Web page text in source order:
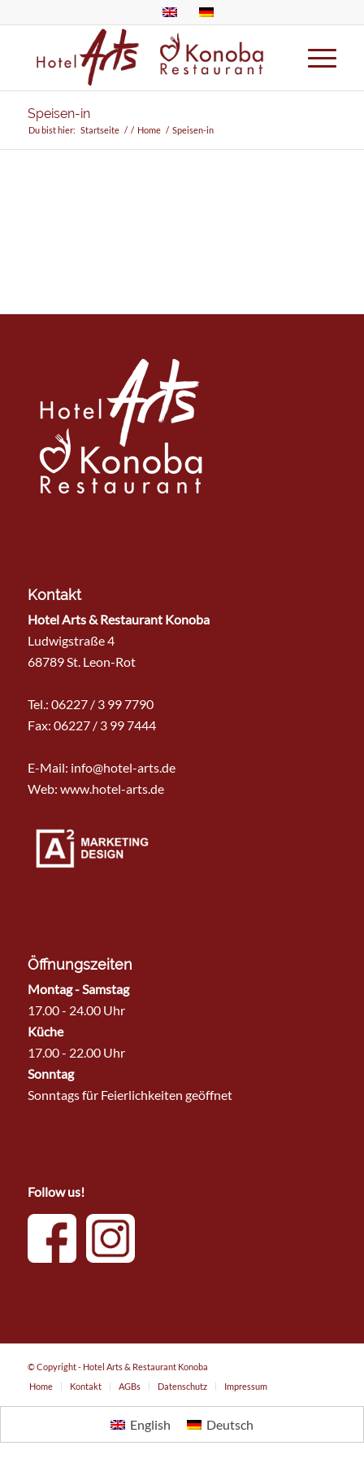
Speisen-in
Du bist hier: Startseite / / Home / Speisen-in
Kontakt
Hotel Arts & Restaurant Konoba
Ludwigstraße 4
68789 St. Leon-Rot
Tel.: 06227 / 3 99 7790
Fax: 06227 / 3 99 7444
E-Mail: info@hotel-arts.de
Web: www.hotel-arts.de
Öffnungszeiten
Montag - Samstag
17.00 - 24.00 Uhr
Küche
17.00 - 22.00 Uhr
Sonntag
Sonntags für Feierlichkeiten geöffnet
Follow us!
© Copyright - Hotel Arts & Restaurant Konoba
Home
Kontakt AGBs Datenschutz Impressum
English Deutsch